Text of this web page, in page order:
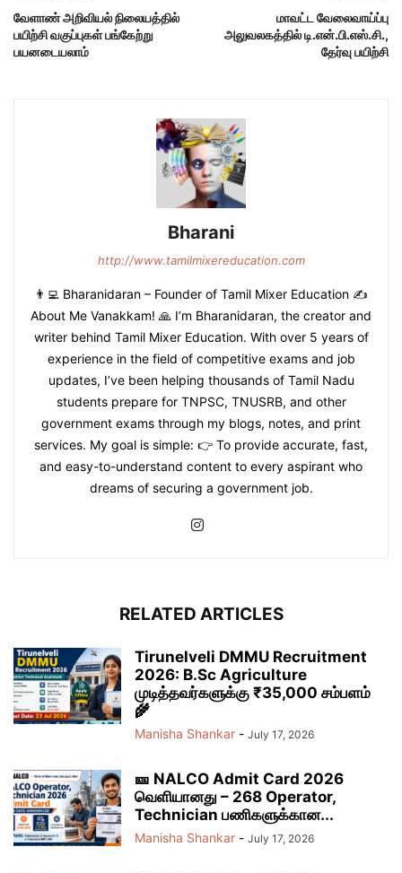
வேளாண் அறிவியல் நிலையத்தில்
பயிற்சி வகுப்புகள் பங்கேற்று
பயனடையலாம்
மாவட்ட வேலைவாய்ப்பு
அலுவலகத்தில் டி.என்.பி.எஸ்.சி.,
தேர்வு பயிற்சி
Bharani
http://www.tamilmixereducation.com
👨‍💻 Bharanidaran – Founder of Tamil Mixer Education ✍️
About Me Vanakkam! 🙏 I’m Bharanidaran, the creator and
writer behind Tamil Mixer Education. With over 5 years of
experience in the field of competitive exams and job
updates, I’ve been helping thousands of Tamil Nadu
students prepare for TNPSC, TNUSRB, and other
government exams through my blogs, notes, and print
services. My goal is simple: 👉 To provide accurate, fast,
and easy-to-understand content to every aspirant who
dreams of securing a government job.
RELATED ARTICLES
Tirunelveli DMMU Recruitment
2026: B.Sc Agriculture
முடித்தவர்களுக்கு ₹35,000 சம்பளம்
🌾
Manisha Shankar - July 17, 2026
🎫 NALCO Admit Card 2026
வெளியானது – 268 Operator,
Technician பணிகளுக்கான...
Manisha Shankar - July 17, 2026